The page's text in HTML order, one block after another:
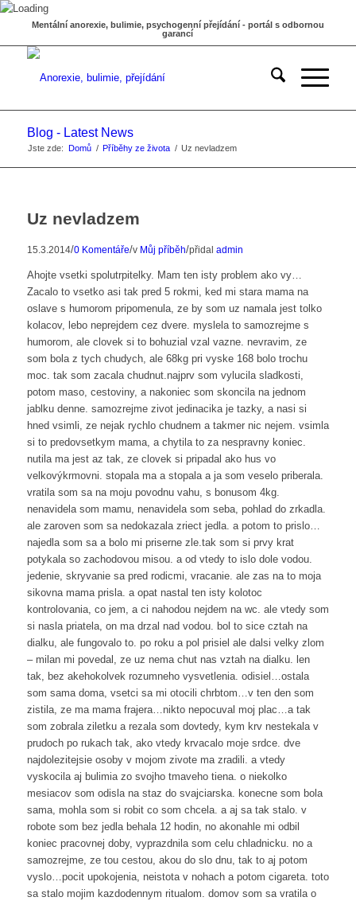
Mentální anorexie, bulimie, psychogenní přejídání - portál s odbornou
garancí
Blog - Latest News
Jste zde: Domů / Příběhy ze života / Uz nevladzem
Uz nevladzem
15.3.2014/0 Komentáře/v Můj příběh/přidal admin
Ahojte vsetki spolutrpitelky. Mam ten isty problem ako vy…
Zacalo to vsetko asi tak pred 5 rokmi, ked mi stara mama na
oslave s humorom pripomenula, ze by som uz namala jest tolko
kolacov, lebo neprejdem cez dvere. myslela to samozrejme s
humorom, ale clovek si to bohuzial vzal vazne. nevravim, ze
som bola z tych chudych, ale 68kg pri vyske 168 bolo trochu
moc. tak som zacala chudnut.najprv som vylucila sladkosti,
potom maso, cestoviny, a nakoniec som skoncila na jednom
jablku denne. samozrejme zivot jedinacika je tazky, a nasi si
hned vsimli, ze nejak rychlo chudnem a takmer nic nejem. vsimla
si to predovsetkym mama, a chytila to za nespravny koniec.
nutila ma jest az tak, ze clovek si pripadal ako hus vo
velkovýkrmovni. stopala ma a stopala a ja som veselo priberala.
vratila som sa na moju povodnu vahu, s bonusom 4kg.
nenavidela som mamu, nenavidela som seba, pohlad do zrkadla.
ale zaroven som sa nedokazala zriect jedla. a potom to prislo…
najedla som sa a bolo mi priserne zle.tak som si prvy krat
potykala so zachodovou misou. a od vtedy to islo dole vodou.
jedenie, skryvanie sa pred rodicmi, vracanie. ale zas na to moja
sikovna mama prisla. a opat nastal ten isty kolotoc
kontrolovania, co jem, a ci nahodou nejdem na wc. ale vtedy som
si nasla priatela, on ma drzal nad vodou. bol to sice cztah na
dialku, ale fungovalo to. po roku a pol prisiel ale dalsi velky zlom
– milan mi povedal, ze uz nema chut nas vztah na dialku. len
tak, bez akehokolvek rozumneho vysvetlenia. odisiel…ostala
som sama doma, vsetci sa mi otocili chrbtom…v ten den som
zistila, ze ma mama frajera…nikto nepocuval moj plac…a tak
som zobrala ziletku a rezala som dovtedy, kym krv nestekala v
prudoch po rukach tak, ako vtedy krvacalo moje srdce. dve
najdolezitejsie osoby v mojom zivote ma zradili. a vtedy
vyskocila aj bulimia zo svojho tmaveho tiena. o niekolko
mesiacov som odisla na staz do svajciarska. konecne som bola
sama, mohla som si robit co som chcela. a aj sa tak stalo. v
robote som bez jedla behala 12 hodin, no akonahle mi odbil
koniec pracovnej doby, vyprazdnila som celu chladnicku. no a
samozrejme, ze tou cestou, akou do slo dnu, tak to aj potom
vyslo…pocit upokojenia, neistota v nohach a potom cigareta. toto
sa stalo mojim kazdodennym ritualom. domov som sa vratila o